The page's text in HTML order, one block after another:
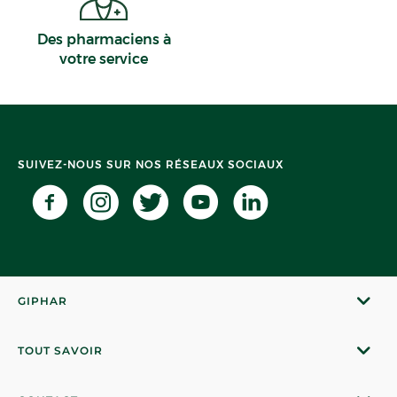
Des pharmaciens à
votre service
SUIVEZ-NOUS SUR NOS RÉSEAUX SOCIAUX
GIPHAR
TOUT SAVOIR